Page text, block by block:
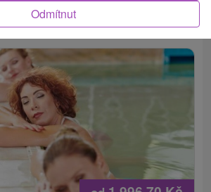
Odmítnut